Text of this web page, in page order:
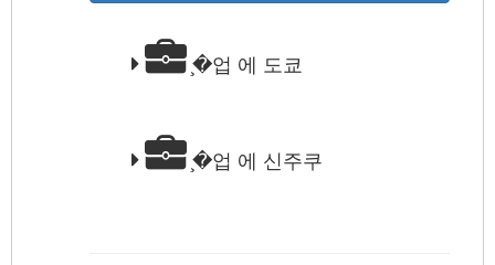
̧�업 에 도쿄
̧�업 에 신주쿠